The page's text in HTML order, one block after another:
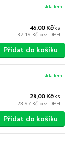
45,00 Kč/ks
37,19 Kč bez DPH
skladem
Přidat do košíku
29,00 Kč/ks
23,97 Kč bez DPH
skladem
Přidat do košíku